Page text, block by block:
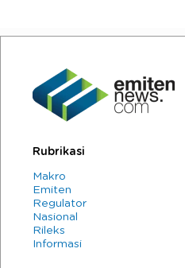
Rubrikasi
Makro
Emiten
Regulator
Nasional
Rileks
Informasi